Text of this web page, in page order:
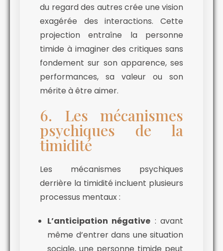
du regard des autres crée une vision
exagérée des interactions. Cette
projection entraîne la personne
timide à imaginer des critiques sans
fondement sur son apparence, ses
performances, sa valeur ou son
mérite à être aimer.
6. Les mécanismes
psychiques de la
timidité
Les mécanismes psychiques
derrière la timidité incluent plusieurs
processus mentaux :
L’anticipation négative : avant
même d’entrer dans une situation